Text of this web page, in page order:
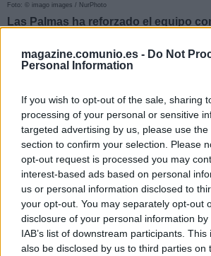
magazine.comunio.es - Do Not
Personal Information
If you wish to opt-out of the sale, sharing
processing of your personal or sensitive
targeted advertising by us, please use
section to confirm your selection. Please
opt-out request is processed you may
interest-based ads based on personal
us or personal information disclosed to
your opt-out. You may separately opt-out
disclosure of your personal information
IAB’s list of downstream participants.
also be disclosed by us to third parties on
Foto: © imago images / NurPhoto
Las Palmas ha reforzado el equipo
Comunio?
Las Palmas confirmó la incorporación
Haddadi para la temporada 23/24. El
Marruecos disputó la última temporada
que jugó 28 partidos (10 de titular),
una asistencia, sumando 105 puntos
¿Recomendable?
El jugador marroquí llega a Las Palmas